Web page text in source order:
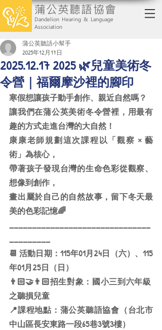
蒲公英聽語協會
Dandelion Hearing & Language
Association
2025.12.17 2025 🌿兒童美術冬
令營｜福爾摩沙裡的腳印
蒲公英聽語小幫手
2025年12月17日
寒假想讓孩子動手創作、親近自然嗎？
讓我們在蒲公英美術冬令營裡，用最有
趣的方式走進台灣的大自然！
康康老師規劃這次課程以「觀察 × 藝
術」為核心，
帶著孩子發現台灣的生命色彩從觀察、
想像到創作，
畫出屬於自己的自然故事，留下冬天最
美的色彩記憶🌈
_______________________________
_________
📆 活動日期：115年01月24日（六）、115
年01月25日（日）
👨🏻‍🤝‍👨🏻招生對象：國小三到六年級
之聽損兒童
📍課程地點：蒲公英聽語協會（台北市
中山區長安東路一段65巷3號3樓）